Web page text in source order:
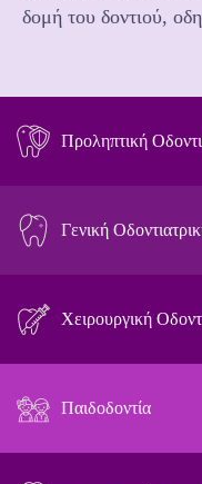
δομή του δοντιού,
Προληπτική
Γενική
Χειρουργική
Παιδοδοντία